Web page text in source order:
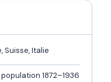
Suisse, Italie
1872–1936